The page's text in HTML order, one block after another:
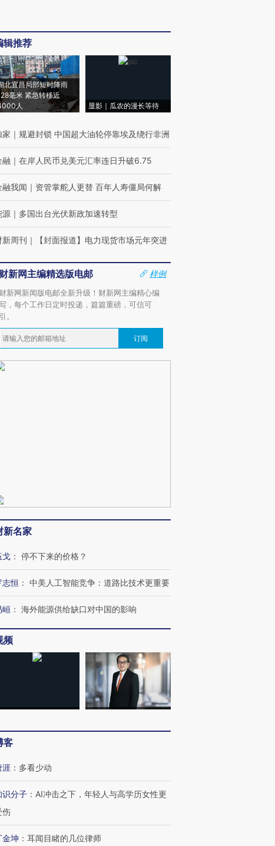
辑推荐
北宜昌局部短时降雨
毫米 紧急转移近
人
显影｜瓜农的漫长等待
家 ｜ 规避封锁 中国超大油轮停靠埃及绕行非洲
融 ｜ 在岸人民币兑美元汇率连日升破6.75
融我闻 ｜ 资管掌舵人更替 百年人寿僵局何解
源 ｜ 多国出台光伏新政加速转型
新周刊 ｜ 【封面报道】电力现货市场元年突进
财新网主编精选版电邮
样例
财新网新闻版电邮全新升级！财新网主编精心编
，每个工作日定时投递，篇篇重磅，可信可
引。
订阅
新名家
戈 ： 停不下来的价格？
志恒 ： 中美人工智能竞争：道路比技术更重要
峘 ： 海外能源供给缺口对中国的影响
频
客
涯 ： 多看少动
识分子 ： AI冲击之下，年轻人与高学历女性更
伤
金坤 ： 耳闻目睹的几位律师